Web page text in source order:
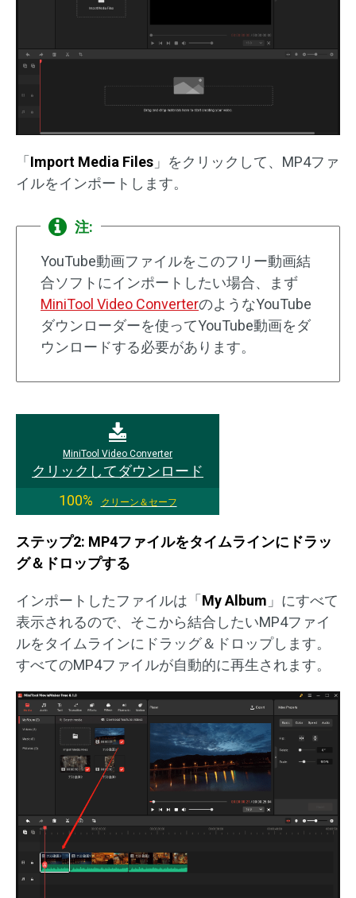
「Import Media Files 」をクリックして、MP4ファ
イルをインポートします。
注:
YouTube動画ファイルをこのフリー動画結
合ソフトにインポートしたい場合、まず
MiniTool Video ConverterのようなYouTube
ダウンローダーを使ってYouTube動画をダ
ウンロードする必要があります。
MiniTool Video Converter
クリックしてダウンロード
100%
クリーン＆セーフ
ステップ2: MP4ファイルをタイムラインにドラッ
グ＆ドロップする
インポートしたファイルは「My Album 」にすべて
表示されるので、そこから結合したいMP4ファイ
ルをタイムラインにドラッグ＆ドロップします。
すべてのMP4ファイルが自動的に再生されます。